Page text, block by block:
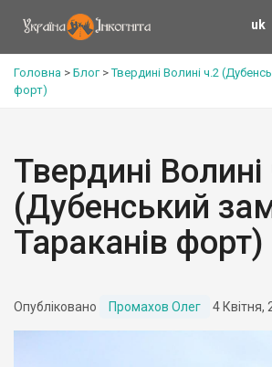
uk
Головна > Блог>Твердині Волині ч.2
форт)
Твердині Волині
(Дубенський
Тараканів форт)
Опубліковано Промахов Олег 4 Квітня,